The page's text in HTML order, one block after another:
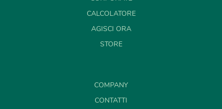
CALCOLATORE
AGISCI ORA
STORE
COMPANY
CONTATTI